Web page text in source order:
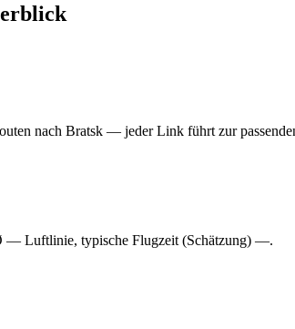
nach Bratsk — jeder Link führt zur
— Luftlinie, typische Flugzeit (Schätzung) —.